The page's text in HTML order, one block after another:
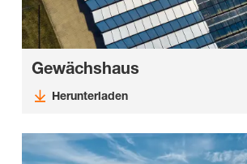
Gewächshaus
Herunterladen